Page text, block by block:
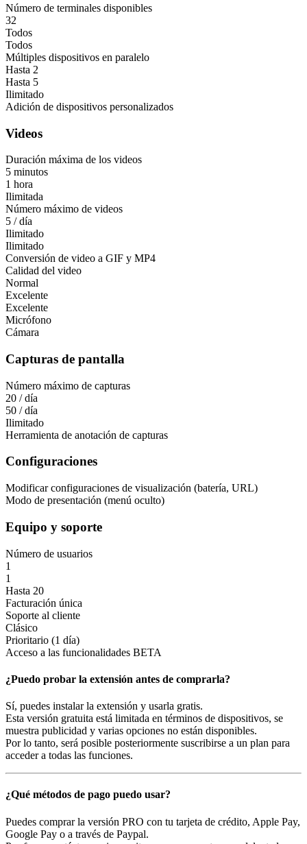
Número de terminales disponibles
32
Todos
Todos
Múltiples dispositivos en paralelo
Hasta 2
Hasta 5
Ilimitado
Adición de dispositivos personalizados
Videos
Duración máxima de los videos
5 minutos
1 hora
Ilimitada
Número máximo de videos
5 / día
Ilimitado
Ilimitado
Conversión de video a GIF y MP4
Calidad del video
Normal
Excelente
Excelente
Micrófono
Cámara
Capturas de pantalla
Número máximo de capturas
20 / día
50 / día
Ilimitado
Herramienta de anotación de capturas
Configuraciones
Modificar configuraciones de visualización (batería, URL)
Modo de presentación (menú oculto)
Equipo y soporte
Número de usuarios
1
1
Hasta 20
Facturación única
Soporte al cliente
Clásico
Prioritario (1 día)
Acceso a las funcionalidades BETA
¿Puedo probar la extensión antes de comprarla?
Sí, puedes instalar la extensión y usarla gratis.
Esta versión gratuita está limitada en términos de dispositivos, se
muestra publicidad y varias opciones no están disponibles.
Por lo tanto, será posible posteriormente suscribirse a un plan para
acceder a todas las funciones.
¿Qué métodos de pago puedo usar?
Puedes comprar la versión PRO con tu tarjeta de crédito, Apple Pay,
Google Pay o a través de Paypal.